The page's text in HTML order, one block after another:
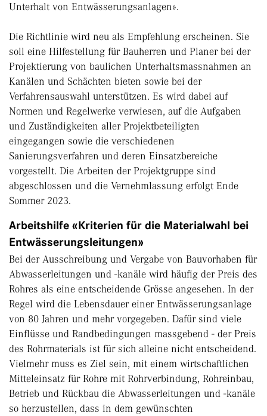
Unterhalt von Entwässerungsanlagen».
Die Richtlinie wird neu als Empfehlung erscheinen. Sie
soll eine Hilfestellung für Bauherren und Planer bei der
Projektierung von baulichen Unterhaltsmassnahmen an
Kanälen und Schächten bieten sowie bei der
Verfahrensauswahl unterstützen. Es wird dabei auf
Normen und Regelwerke verwiesen, auf die Aufgaben
und Zuständigkeiten aller Projektbeteiligten
eingegangen sowie die verschiedenen
Sanierungsverfahren und deren Einsatzbereiche
vorgestellt. Die Arbeiten der Projektgruppe sind
abgeschlossen und die Vernehmlassung erfolgt Ende
Sommer 2023.
Arbeitshilfe «Kriterien für die Materialwahl bei
Entwässerungsleitungen»
Bei der Ausschreibung und Vergabe von Bauvorhaben für
Abwasserleitungen und -kanäle wird häufig der Preis des
Rohres als eine entscheidende Grösse angesehen. In der
Regel wird die Lebensdauer einer Entwässerungsanlage
von 80 Jahren und mehr vorgegeben. Dafür sind viele
Einflüsse und Randbedingungen massgebend - der Preis
des Rohrmaterials ist für sich alleine nicht entscheidend.
Vielmehr muss es Ziel sein, mit einem wirtschaftlichen
Mitteleinsatz für Rohre mit Rohrverbindung, Rohreinbau,
Betrieb und Rückbau die Abwasserleitungen und -kanäle
so herzustellen, dass in dem gewünschten